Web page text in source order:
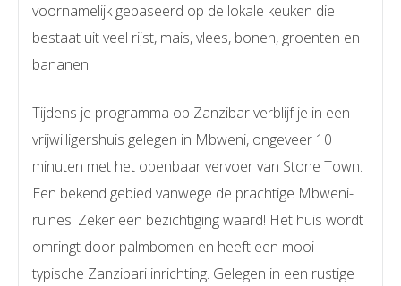
voornamelijk gebaseerd op de lokale keuken die
bestaat uit veel rijst, mais, vlees, bonen, groenten en
bananen.
Tijdens je programma op Zanzibar verblijf je in een
vrijwilligershuis gelegen in Mbweni, ongeveer 10
minuten met het openbaar vervoer van Stone Town.
Een bekend gebied vanwege de prachtige Mbweni-
ruïnes. Zeker een bezichtiging waard! Het huis wordt
omringt door palmbomen en heeft een mooi
typische Zanzibari inrichting. Gelegen in een rustige